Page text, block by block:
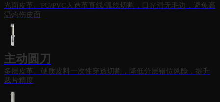
光面皮革、PU/PVC人造革直线/弧线切割，口光滑无毛边，避免高
温灼伤皮面
主动圆刀
多层皮革、硬质皮料一次性穿透切割，降低分层错位风险，提升
裁片精度